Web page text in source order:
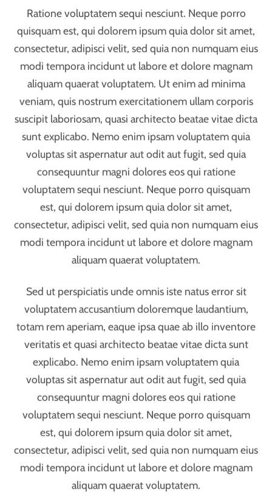
consectetur, adipisci velit, sed quia non numquam eius
modi tempora incidunt ut labore et dolore magnam
aliquam quaerat voluptatem. Ut enim ad minima
veniam, quis nostrum exercitationem ullam corporis
suscipit laboriosam, quasi architecto beatae vitae dicta
sunt explicabo. Nemo enim ipsam voluptatem quia
voluptas sit aspernatur aut odit aut fugit, sed quia
consequuntur magni dolores eos qui ratione
voluptatem sequi nesciunt. Neque porro quisquam
est, qui dolorem ipsum quia dolor sit amet,
consectetur, adipisci velit, sed quia non numquam eius
modi tempora incidunt ut labore et dolore magnam
aliquam quaerat voluptatem.
Sed ut perspiciatis unde omnis iste natus error sit
totam rem aperiam, eaque ipsa quae ab illo inventore
veritatis et quasi architecto beatae vitae dicta sunt
explicabo. Nemo enim ipsam voluptatem quia
voluptas sit aspernatur aut odit aut fugit, sed quia
consequuntur magni dolores eos qui ratione
voluptatem sequi nesciunt. Neque porro quisquam
est, qui dolorem ipsum quia dolor sit amet,
consectetur, adipisci velit, sed quia non numquam eius
modi tempora incidunt ut labore et dolore magnam
aliquam quaerat voluptatem.
Laboris nisi ut aliquip ex ea commodo consequat. Duis